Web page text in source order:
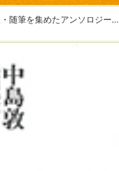
随筆を集めたアンソロジー…